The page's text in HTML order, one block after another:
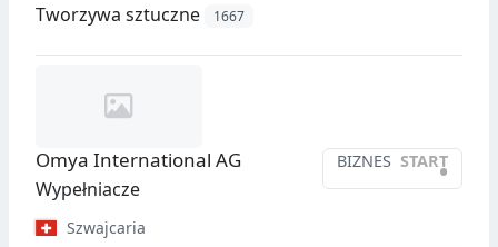
Tworzywa sztuczne 1667
BIZNES START
•
Omya International AG
Wypełniacze
Szwajcaria